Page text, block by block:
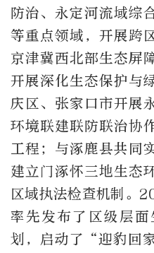
防治、永定河流域综
等重点领域，开展跨
京津冀西北部生态屏
开展深化生态保护与
庆区、张家口市开展
环境联建联防联治协
工程；与涿鹿县共同
建立门涿怀三地生态
区域执法检查机制。
率先发布了区级层
划，启动了“迎豹回